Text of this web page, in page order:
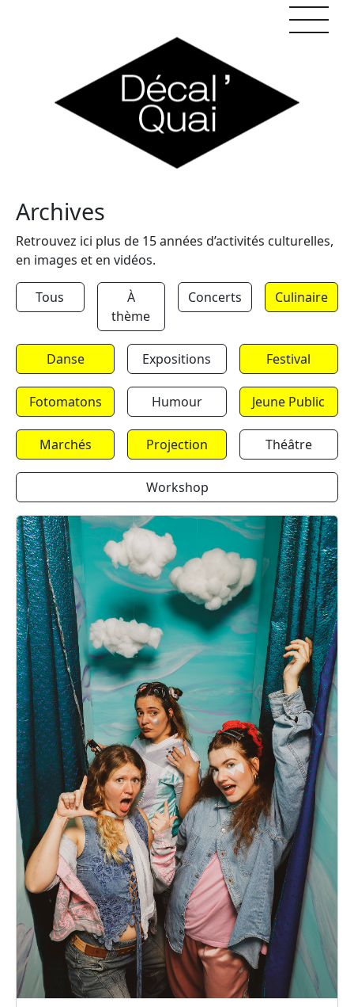
Archives
Retrouvez ici plus de 15 années d’activités culturelles,
en images et en vidéos.
Tous
À
thème
Concerts Culinaire
Danse Expositions Festival
Fotomatons Humour Jeune Public
Marchés Projection Théâtre
Workshop